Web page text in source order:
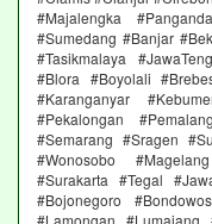
#Majalengka
#Sumedang #Banjar
#Tasikmalaya
#Blora #Boyolali
#Karanganyar
#Pekalongan
#Semarang #Sragen
#Wonosobo
#Surakarta #Tegal
#Bojonegoro